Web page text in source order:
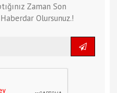
Zaman Son
Olursunuz.!